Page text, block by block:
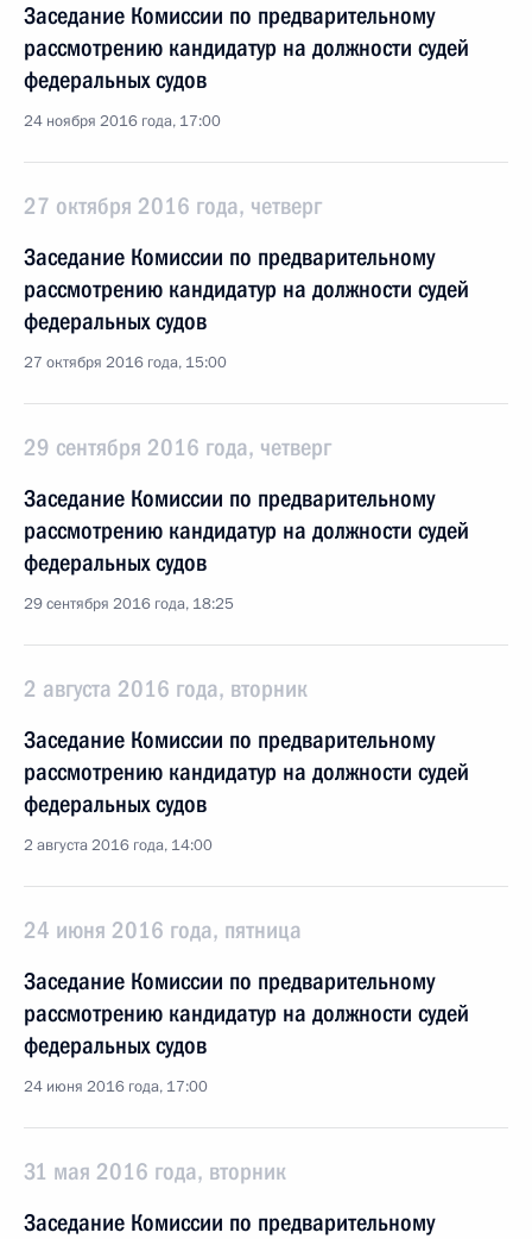
Заседание Комиссии по предварительному
рассмотрению кандидатур на должности судей
федеральных судов
24 ноября 2016 года, 17:00
27 октября 2016 года, четверг
Заседание Комиссии по предварительному
рассмотрению кандидатур на должности судей
федеральных судов
27 октября 2016 года, 15:00
29 сентября 2016 года, четверг
Заседание Комиссии по предварительному
рассмотрению кандидатур на должности судей
федеральных судов
29 сентября 2016 года, 18:25
2 августа 2016 года, вторник
Заседание Комиссии по предварительному
рассмотрению кандидатур на должности судей
федеральных судов
2 августа 2016 года, 14:00
24 июня 2016 года, пятница
Заседание Комиссии по предварительному
рассмотрению кандидатур на должности судей
федеральных судов
24 июня 2016 года, 17:00
31 мая 2016 года, вторник
Заседание Комиссии по предварительному